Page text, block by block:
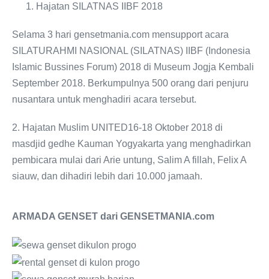
Hajatan SILATNAS IIBF 2018
Selama 3 hari gensetmania.com mensupport acara
SILATURAHMI NASIONAL (SILATNAS) IIBF (Indonesia
Islamic Bussines Forum) 2018 di Museum Jogja Kembali
September 2018. Berkumpulnya 500 orang dari penjuru
nusantara untuk menghadiri acara tersebut.
2. Hajatan Muslim UNITED16-18 Oktober 2018 di
masdjid gedhe Kauman Yogyakarta yang menghadirkan
pembicara mulai dari Arie untung, Salim A fillah, Felix A
siauw, dan dihadiri lebih dari 10.000 jamaah.
ARMADA GENSET dari GENSETMANIA.com